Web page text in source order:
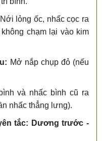
Nới lỏng ốc, nhấc cọc ra
chạm lại vào kim
Mở nắp chụp đỏ (nếu
và nhấc bình cũ ra
nhấc thẳng lưng).
tắc: Dương trước -